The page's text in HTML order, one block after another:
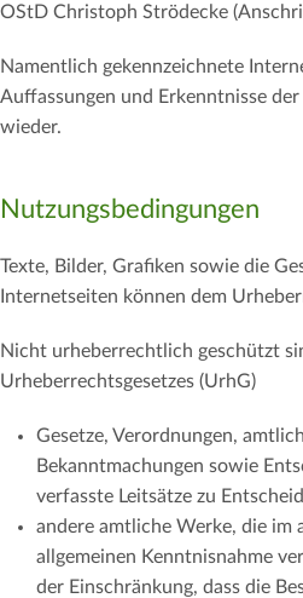
OStD Christoph Strödecke
Namentlich gekennzeichnete
Auffassungen und Erkenntnisse
wieder.
Nutzungsbedingungen
Texte, Bilder, Grafiken sowie die
Internetseiten können dem
Nicht urheberrechtlich geschützt
Urheberrechtsgesetzes (UrhG)
Gesetze, Verordnungen,
Bekanntmachungen sowie
verfasste Leitsätze zu
andere amtliche Werke, die im
allgemeinen Kenntnisnahme
der Einschränkung, dass die